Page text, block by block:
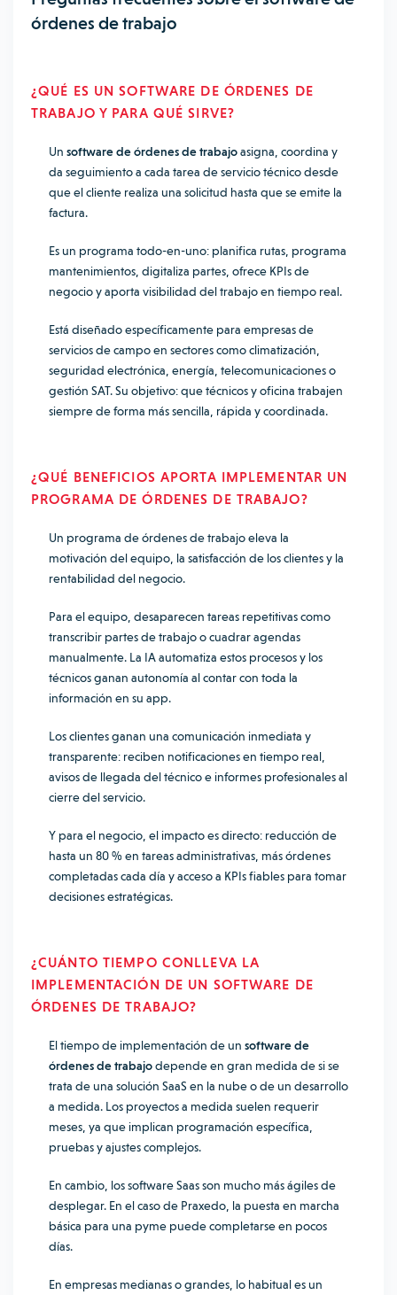
órdenes de trabajo
¿QUÉ ES UN SOFTWARE DE ÓRDENES DE
TRABAJO Y PARA QUÉ SIRVE?
Un software de órdenes de trabajoasigna, coordina y
da seguimiento a cada tarea de servicio técnico desde
que el cliente realiza una solicitud hasta que se emite la
factura.
Es un programa todo-en-uno: planifica rutas, programa
mantenimientos, digitaliza partes, ofrece KPIs de
negocio y aporta visibilidad del trabajo en tiempo real.
Está diseñado específicamente para empresas de
servicios de campo en sectores como climatización,
seguridad electrónica, energía, telecomunicaciones o
gestión SAT. Su objetivo: que técnicos y oficina trabajen
siempre de forma más sencilla, rápida y coordinada.
¿QUÉ BENEFICIOS APORTA IMPLEMENTAR UN
PROGRAMA DE ÓRDENES DE TRABAJO?
Un programa de órdenes de trabajo eleva la
motivación del equipo, la satisfacción de los clientes y la
rentabilidad del negocio.
Para el equipo, desaparecen tareas repetitivas como
transcribir partes de trabajo o cuadrar agendas
manualmente. La IA automatiza estos procesos y los
técnicos ganan autonomía al contar con toda la
información en su app.
Los clientes ganan una comunicación inmediata y
transparente: reciben notificaciones en tiempo real,
avisos de llegada del técnico e informes profesionales al
cierre del servicio.
Y para el negocio, el impacto es directo: reducción de
hasta un 80 % en tareas administrativas, más órdenes
completadas cada día y acceso a KPIs fiables para tomar
decisiones estratégicas.
¿CUÁNTO TIEMPO CONLLEVA LA
IMPLEMENTACIÓN DE UN SOFTWARE DE
ÓRDENES DE TRABAJO?
El tiempo de implementación de un software de
órdenes de trabajodepende en gran medida de si se
trata de una solución SaaS en la nube o de un desarrollo
a medida. Los proyectos a medida suelen requerir
meses, ya que implican programación específica,
pruebas y ajustes complejos.
En cambio, los software Saas son mucho más ágiles de
desplegar. En el caso de Praxedo, la puesta en marcha
básica para una pyme puede completarse en pocos
días.
En empresas medianas o grandes, lo habitual es un